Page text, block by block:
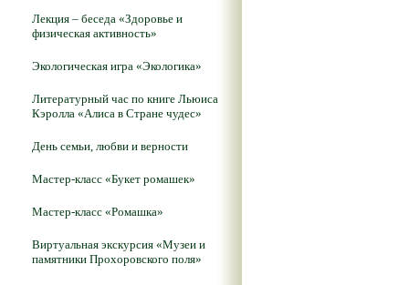
Лекция – беседа «Здоровье и
физическая активность»
Экологическая игра «Экологика»
Литературный час по книге Льюиса
Кэролла «Алиса в Стране чудес»
День семьи, любви и верности
Мастер-класс «Букет ромашек»
Мастер-класс «Ромашка»
Виртуальная экскурсия «Музеи и
памятники Прохоровского поля»